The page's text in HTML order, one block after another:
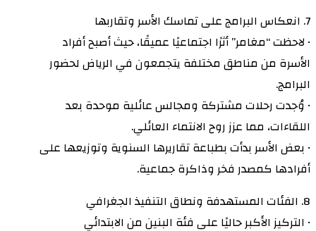
7. انعكاس البرامج على تماسك الأسر وتقاربها
• لاحظت “مغامر” أثرًا اجتماعيًا عميقًا، حيث أصبح أفراد
الأسرة من مناطق مختلفة يتجمعون في الرياض لحضور
البرامج.
• وُجدت رحلات مشتركة ومجالس عائلية موحدة بعد
اللقاءات، مما عزز روح الانتماء العائلي.
• بعض الأسر بدأت بطباعة تقاريرها السنوية وتوزيعها على
أفرادها كمصدر فخر وذاكرة جماعية.
8. الفئات المستهدفة ونطاق التنفيذ الجغرافي
• التركيز الأكبر حاليًا على فئة البنين من الابتدائي